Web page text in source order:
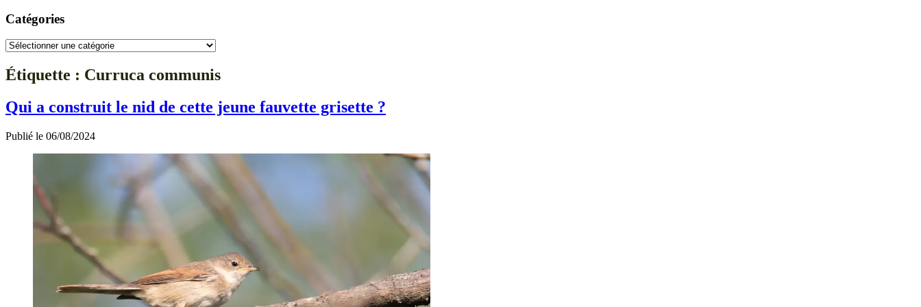
Catégories
Catégories
Étiquette : Curruca communis
Qui a construit le nid de cette jeune fauvette grisette ?
Publié le 06/08/2024